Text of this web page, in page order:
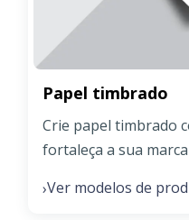
Papel timbrado
Crie papel timbrado
fortaleça a sua
›Ver modelos de